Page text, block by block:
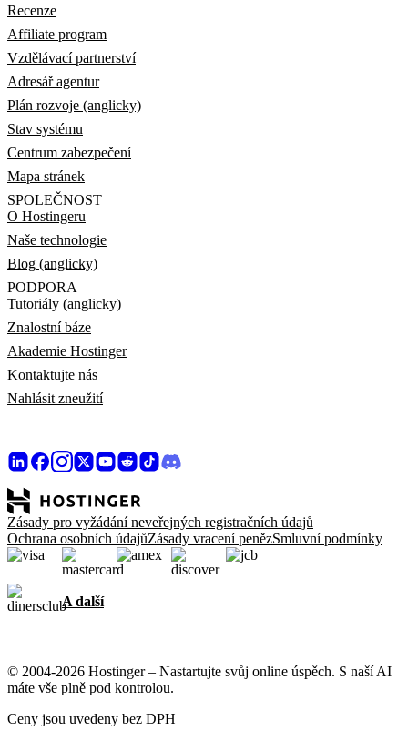
Recenze
Affiliate program
Vzdělávací partnerství
Adresář agentur
Plán rozvoje (anglicky)
Stav systému
Centrum zabezpečení
Mapa stránek
SPOLEČNOST
O Hostingeru
Naše technologie
Blog (anglicky)
PODPORA
Tutoriály (anglicky)
Znalostní báze
Akademie Hostinger
Kontaktujte nás
Nahlásit zneužití
Zásady pro vyžádání neveřejných registračních údajů
Ochrana osobních údajůZásady vracení penězSmluvní podmínky
A další
© 2004-2026 Hostinger – Nastartujte svůj online úspěch. S naší AI
máte vše plně pod kontrolou.
Ceny jsou uvedeny bez DPH